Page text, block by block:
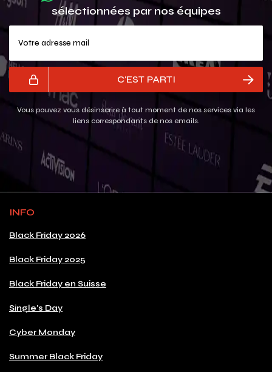
sélectionnées par nos équipes
C'EST PARTI
Vous pouvez vous désinscrire à tout moment de nos services via les
liens correspondants de nos emails.
INFO
Black Friday 2026
Black Friday 2025
Black Friday en Suisse
Single's Day
Cyber Monday
Summer Black Friday